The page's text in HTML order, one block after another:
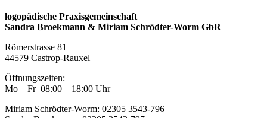
logopädische Praxisgemeinschaft
Sandra Broekmann & Miriam Schrödter-Worm GbR
Römerstrasse 81
44579 Castrop-Rauxel
Öffnungszeiten:
Mo – Fr 08:00 – 18:00 Uhr
Miriam Schrödter-Worm: 02305 3543-796